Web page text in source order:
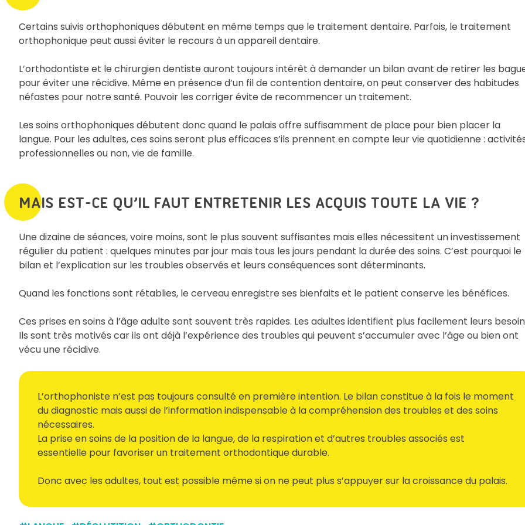
Certains suivis orthophoniques débutent en même temps que le traitement dentaire. Parfois, le traitement
orthophonique peut aussi éviter le recours à un appareil dentaire.
L’orthodontiste et le chirurgien dentiste auront toujours intérêt à demander un bilan avant de retirer les
pour éviter une récidive. Même en présence d’un fil de contention dentaire, on peut conserver des habitudes
néfastes pour notre santé. Pouvoir les corriger évite de recommencer un traitement.
Les soins orthophoniques débutent donc quand le palais offre suffisamment de place pour bien placer la
langue. Pour les adultes, ces soins seront plus efficaces s’ils prennent en compte leur vie quotidienne :
professionnelles ou non, vie de famille.
MAIS EST-CE QU’IL FAUT ENTRETENIR LES ACQUIS TOUTE LA VIE ?
Une dizaine de séances, voire moins, sont le plus souvent suffisantes mais elles nécessitent un investissement
régulier du patient : quelques minutes par jour mais tous les jours pendant la durée des soins. C’est pourquoi le
bilan et l’explication sur les troubles observés et leurs conséquences sont déterminants.
Quand les fonctions sont rétablies, le cerveau enregistre ses bienfaits et le patient conserve les bénéfices.
Ces prises en soins à l’âge adulte sont souvent très rapides. Les adultes identifient plus facilement leurs
Ils sont très motivés car ils ont déjà l’expérience des troubles qui peuvent s’accumuler avec l’âge ou bien ont
vécu une récidive.
L’orthophoniste n’est pas toujours consulté en première intention. Le bilan constitue à la fois le moment
du diagnostic mais aussi de l’information indispensable à la compréhension des troubles et des soins
nécessaires.
La prise en soins de la position de la langue, de la respiration et d’autres troubles associés est
essentielle pour favoriser un traitement orthodontique durable.
Donc avec les adultes, tout est possible même si on ne peut plus s’appuyer sur la croissance du palais.